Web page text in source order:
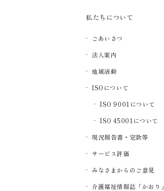
私たちについて
ごあいさつ
法人案内
地域活動
ISOについて
ISO 9001について
ISO 45001について
現況報告書・定款等
サービス評価
みなさまからのご意見
介護福祉情報誌「かおり」